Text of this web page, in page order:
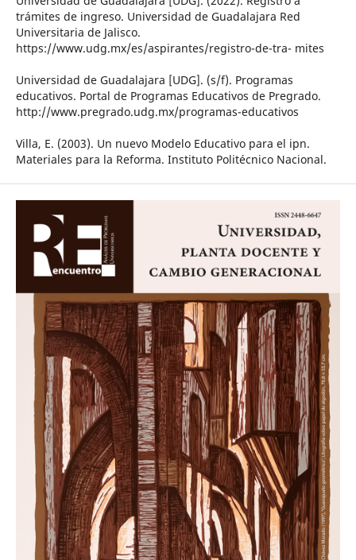
trámites de ingreso. Universidad de Guadalajara Red
Universitaria de Jalisco.
https://www.udg.mx/es/aspirantes/registro-de-tra- mites
Universidad de Guadalajara [UDG]. (s/f). Programas
educativos. Portal de Programas Educativos de Pregrado.
http://www.pregrado.udg.mx/programas-educativos
Villa, E. (2003). Un nuevo Modelo Educativo para el ipn.
Materiales para la Reforma. Instituto Politécnico Nacional.